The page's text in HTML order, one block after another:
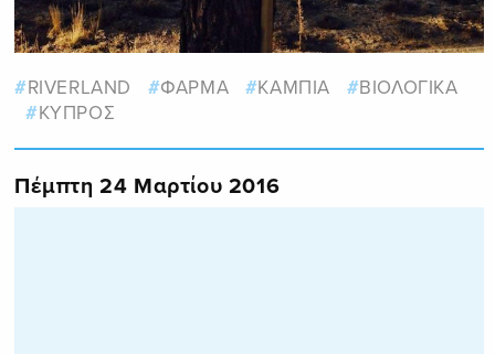
RIVERLAND ΦΑΡΜΑ ΚΑΜΠΙΑ
ΒΙΟΛΟΓΙΚΑ
ΚΥΠΡΟΣ
Πέμπτη 24 Μαρτίου 2016